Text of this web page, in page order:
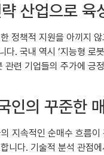
산업으로 육
정책적 지원을 아끼지
. 국내 역시 ‘지능형
련 기업들의 주가에
인의 꾸준한
지속적인 순매수 흐름
니다. 기술적 분석 관